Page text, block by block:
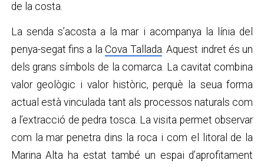
de la costa.
La senda s’acosta a la mar i acompanya la línia del
penya-segat fins a laCova Tallada. Aquest indret és un
dels grans símbols de la comarca. La cavitat combina
valor geològic i valor històric, perquè la seua forma
actual està vinculada tant als processos naturals com
a l’extracció de pedra tosca. La visita permet observar
com la mar penetra dins la roca i com el litoral de la
Marina Alta ha estat també un espai d’aprofitament